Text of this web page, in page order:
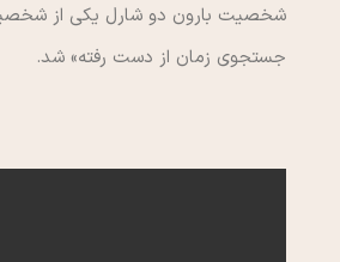
شخصیت بارون دو شارل یکی از
جستجوی زمان از دست رفته» شد.